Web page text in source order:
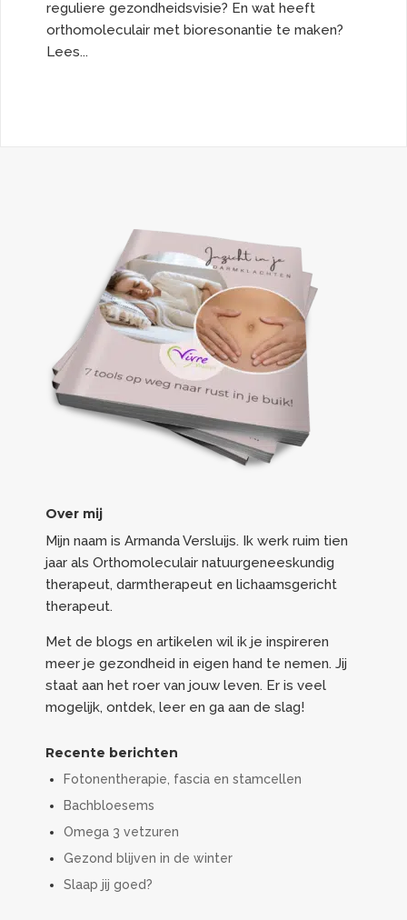
reguliere gezondheidsvisie? En wat heeft
orthomoleculair met bioresonantie te maken?
Lees...
Over mij
Mijn naam is Armanda Versluijs. Ik werk ruim tien
jaar als Orthomoleculair natuurgeneeskundig
therapeut, darmtherapeut en lichaamsgericht
therapeut.
Met de blogs en artikelen wil ik je inspireren
meer je gezondheid in eigen hand te nemen. Jij
staat aan het roer van jouw leven. Er is veel
mogelijk, ontdek, leer en ga aan de slag!
Recente berichten
Fotonentherapie, fascia en stamcellen
Bachbloesems
Omega 3 vetzuren
Gezond blijven in de winter
Slaap jij goed?